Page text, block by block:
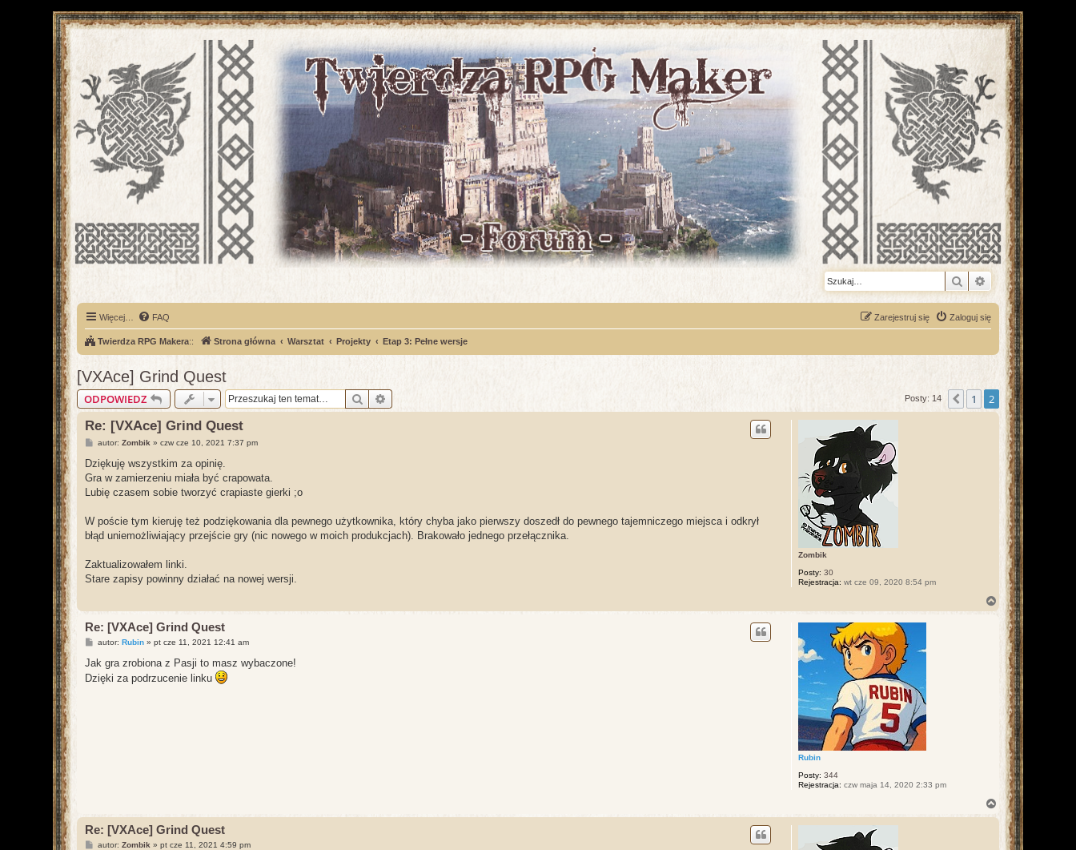
Szukaj Wyszukiwanie
Więcej… FAQ Zaloguj się
Zarejestruj się
Twierdza RPG Makera:: Strona główna Warsztat Projekty Etap 3: Pełne wersje
[VXAce] Grind Quest
ODPOWIEDZ Szukaj Posty: 14 Poprzednia
1 2
Zombik
Posty: 30
Rejestracja: wt cze 09, 2020 8:54 pm
Re: [VXAce] Grind Quest
P
s
autor: Zombik » czw cze 10, 2021 7:37 pm
Dziękuję wszystkim za opinię.
Gra w zamierzeniu miała być crapowata.
Lubię czasem sobie tworzyć crapiaste gierki ;o
W poście tym kieruję też podziękowania dla pewnego użytkownika, który chyba jako pierwszy doszedł do pewnego tajemniczego miejsca i odkrył
błąd uniemożliwiający przejście gry (nic nowego w moich produkcjach). Brakowało jednego przełącznika.
Zaktualizowałem linki.
Stare zapisy powinny działać na nowej wersji.
a
Rubin
Posty: 344
Rejestracja: czw maja 14, 2020 2:33 pm
Re: [VXAce] Grind Quest
P
s
autor: Rubin» pt cze 11, 2021 12:41 am
Jak gra zrobiona z Pasji to masz wybaczone!
Dzięki za podrzucenie linku
Re: [VXAce] Grind Quest
Pautor: Zombik » pt cze 11, 2021 4:59 pm